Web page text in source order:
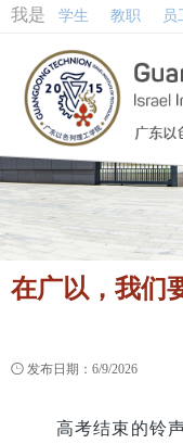
我是 学生 教职 员
在广以，我们
 发布日期：6/9/2026
高考结束的铃